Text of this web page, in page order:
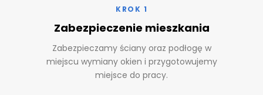
KROK 1
Zabezpieczenie mieszkania
Zabezpieczamy ściany oraz podłogę w
miejscu wymiany okien i przygotowujemy
miejsce do pracy.